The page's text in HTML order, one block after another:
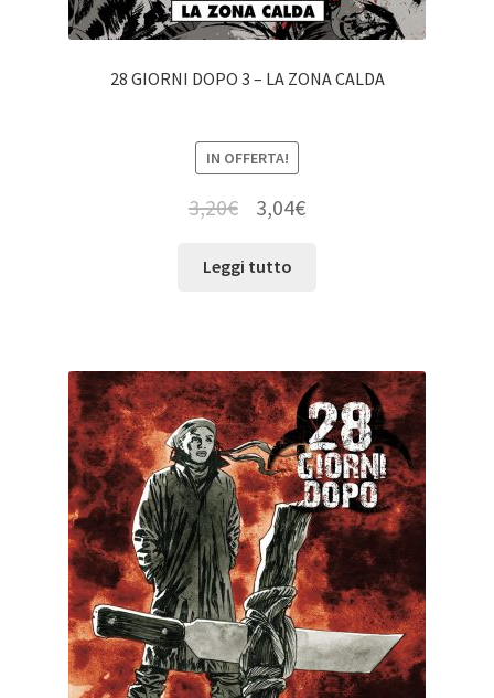
28 GIORNI DOPO 3 – LA ZONA CALDA
IN OFFERTA!
3,20€ 3,04€
Leggi tutto